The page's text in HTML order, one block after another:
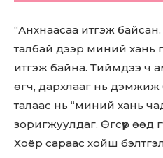
“Анхнаасаа итгэж
талбай дээр миний хань
итгэж байна. Тиймдээ ч
өгч, дархлааг нь дэмжиж
талаас нь “миний хань
зоригжуулдаг. Өгсүүр өөд
Хоёр сараас хойш